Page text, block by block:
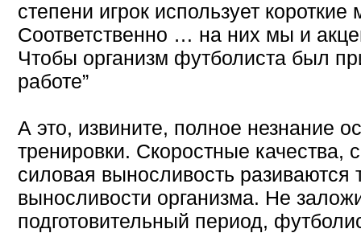
степени игрок использует
Соответственно … на них мы и
Чтобы организм футболиста был
работе”
А это, извините, полное незнание
тренировки. Скоростные качества,
силовая выносливость
выносливости организма. Не
подготовительный период,